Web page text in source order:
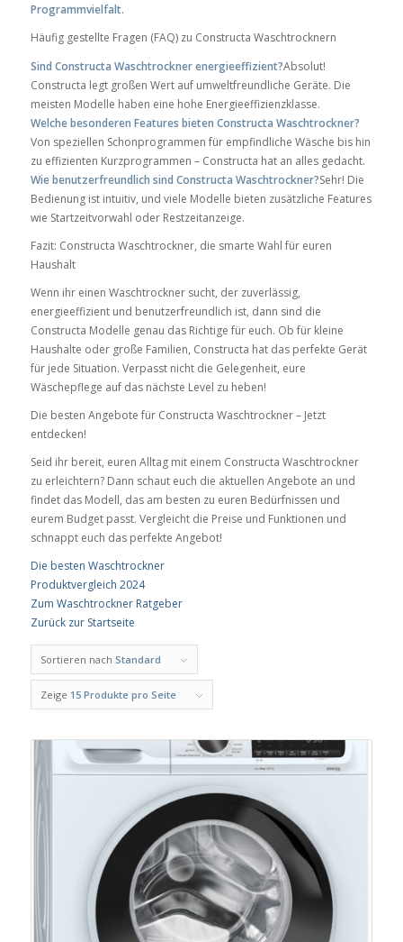
Programmvielfalt.
Häufig gestellte Fragen (FAQ) zu Constructa Waschtrocknern
Sind Constructa Waschtrockner energieeffizient?Absolut!
Constructa legt großen Wert auf umweltfreundliche Geräte. Die
meisten Modelle haben eine hohe Energieeffizienzklasse.
Welche besonderen Features bieten Constructa Waschtrockner?
Von speziellen Schonprogrammen für empfindliche Wäsche bis hin
zu effizienten Kurzprogrammen – Constructa hat an alles gedacht.
Wie benutzerfreundlich sind Constructa Waschtrockner?Sehr! Die
Bedienung ist intuitiv, und viele Modelle bieten zusätzliche Features
wie Startzeitvorwahl oder Restzeitanzeige.
Fazit: Constructa Waschtrockner, die smarte Wahl für euren
Haushalt
Wenn ihr einen Waschtrockner sucht, der zuverlässig,
energieeffizient und benutzerfreundlich ist, dann sind die
Constructa Modelle genau das Richtige für euch. Ob für kleine
Haushalte oder große Familien, Constructa hat das perfekte Gerät
für jede Situation. Verpasst nicht die Gelegenheit, eure
Wäschepflege auf das nächste Level zu heben!
Die besten Angebote für Constructa Waschtrockner – Jetzt
entdecken!
Seid ihr bereit, euren Alltag mit einem Constructa Waschtrockner
zu erleichtern? Dann schaut euch die aktuellen Angebote an und
findet das Modell, das am besten zu euren Bedürfnissen und
eurem Budget passt. Vergleicht die Preise und Funktionen und
schnappt euch das perfekte Angebot!
Die besten Waschtrockner
Produktvergleich 2024
Zum Waschtrockner Ratgeber
Zurück zur Startseite
Sortieren nach Standard
Zeige 15 Produkte pro Seite